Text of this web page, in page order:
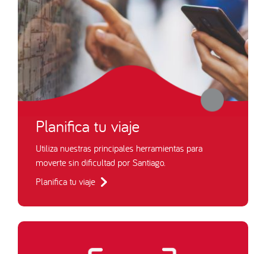
Planifica tu viaje
Utiliza nuestras principales herramientas para
moverte sin dificultad por Santiago.
Planifica tu viaje